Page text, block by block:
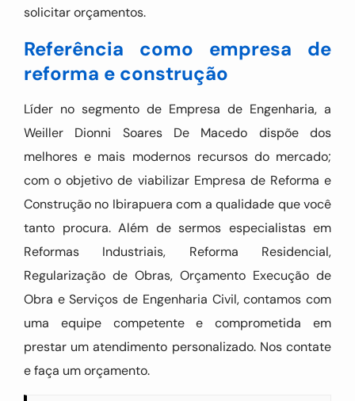
solicitar orçamentos.
Referência como empresa de
reforma e construção
Líder no segmento de Empresa de Engenharia, a
Weiller Dionni Soares De Macedo dispõe dos
melhores e mais modernos recursos do mercado;
com o objetivo de viabilizar Empresa de Reforma e
Construção no Ibirapuera com a qualidade que você
tanto procura. Além de sermos especialistas em
Reformas Industriais, Reforma Residencial,
Regularização de Obras, Orçamento Execução de
Obra e Serviços de Engenharia Civil, contamos com
uma equipe competente e comprometida em
prestar um atendimento personalizado. Nos contate
e faça um orçamento.